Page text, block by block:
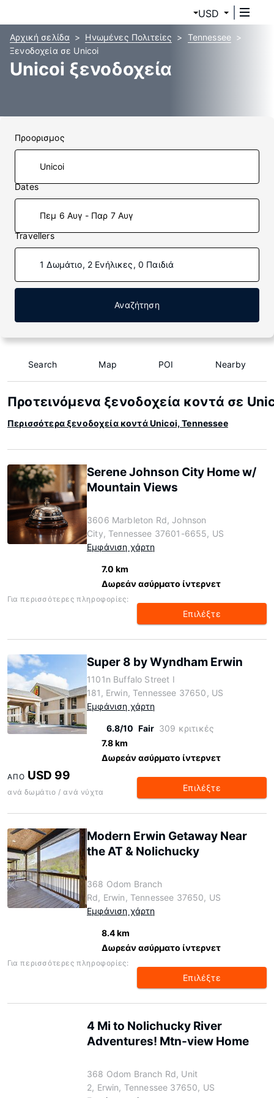
USD
Αρχική σελίδα Ηνωμένες Πολιτείες
Tennessee
Ξενοδοχεία σε Unicoi
Unicoi ξενοδοχεία
Προορισμος
Dates
Πεμ 6 Αυγ - Παρ 7 Αυγ
Travellers
1 Δωμάτιο, 2 Ενήλικες, 0 Παιδιά
Αναζήτηση
Search Map POI Nearby
Προτεινόμενα ξενοδοχεία κοντά σε
Περισσότερα ξενοδοχεία κοντά Unicoi, Tennessee
Serene Johnson City Home w/
Mountain Views
3606 Marbleton Rd, Johnson
City, Tennessee 37601-6655, US
Εμφάνιση χάρτη
7.0 km
Δωρεάν ασύρματο ίντερνετ
Για περισσότερες πληροφορίες:
Επιλέξτε
Super 8 by Wyndham Erwin
1101n Buffalo Street I
181, Erwin, Tennessee 37650, US
Εμφάνιση χάρτη
6.8/10 Fair 309 κριτικές
7.8 km
Δωρεάν ασύρματο ίντερνετ
ΑΠΌ USD 99
ανά δωμάτιο / ανά νύχτα Επιλέξτε
Modern Erwin Getaway Near
the AT & Nolichucky
368 Odom Branch
Rd, Erwin, Tennessee 37650, US
Εμφάνιση χάρτη
8.4 km
Δωρεάν ασύρματο ίντερνετ
Για περισσότερες πληροφορίες:
Επιλέξτε
4 Mi to Nolichucky River
Adventures! Mtn-view Home
368 Odom Branch Rd, Unit
2, Erwin, Tennessee 37650, US